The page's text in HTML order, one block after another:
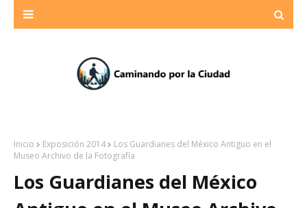
Inicio Exposición 2014
Los Guardianes del México Antiguo en el
Museo Archivo de la Fotografía
Los Guardianes del México